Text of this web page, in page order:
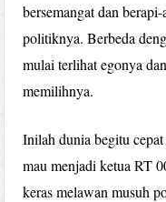
bersemangat dan
politiknya. Berbeda
mulai terlihat egonya
memilihnya.
Inilah dunia begitu
mau menjadi ketua RT
keras melawan musuh